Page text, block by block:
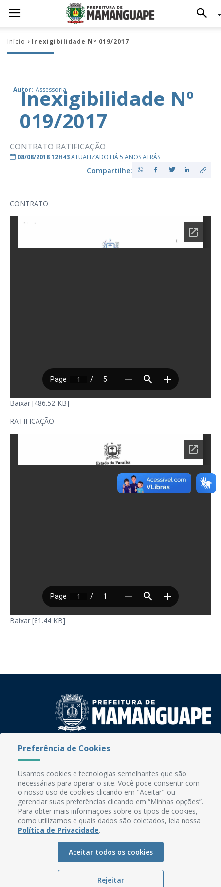
Início Inexigibilidade Nº 019/2017
Autor: Assessoria
Inexigibilidade Nº
019/2017
CONTRATO RATIFICAÇÃO
08/08/2018 12H43ATUALIZADO HÁ 5 ANOS ATRÁS
Compartilhe:
CONTRATO
Baixar [486.52 KB]
RATIFICAÇÃO
Baixar [81.44 KB]
Rua do Imperador, 78, Centro
CEP: 58.280-000 - Mamanguape/PB
Email: comunicacao@mamanguape.pb.gov.br
Expediente: Segunda à Sexta, das 08h às 13h
Mapa do Site
Perguntas frequentes
Manual de Navegação
Glossário
Ouvidoria
Serviços Internos
Preferência de Cookies
Usamos cookies e tecnologias semelhantes que são
necessárias para operar o site. Você pode consentir com
o nosso uso de cookies clicando em "Aceitar" ou
gerenciar suas preferências clicando em “Minhas opções”.
Para obter mais informações sobre os tipos de cookies,
como utilizamos e quais dados são coletados, leia nossa
Política de Privacidade.
Aceitar todos os cookies
Rejeitar